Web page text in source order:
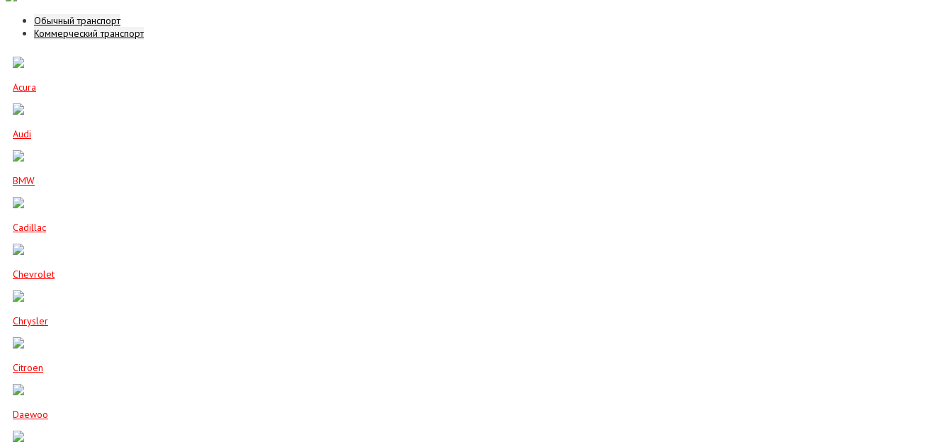
Обычный транспорт
Коммерческий транспорт
Acura
Audi
BMW
Cadillac
Chevrolet
Chrysler
Citroen
Daewoo